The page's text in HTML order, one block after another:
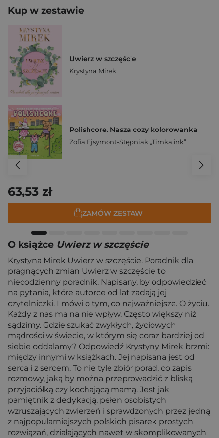
Kup w zestawie
Uwierz w szczęście
Krystyna Mirek
Polishcore. Nasza cozy kolorowanka
Zofia Ejsymont-Stępniak „Timka.ink”
63,53 zł
ZAMÓW ZESTAW
O książce Uwierz w szczęście
Krystyna Mirek Uwierz w szczęście. Poradnik dla
pragnących zmian Uwierz w szczęście to
niecodzienny poradnik. Napisany, by odpowiedzieć
na pytania, które autorce od lat zadają jej
czytelniczki. I mówi o tym, co najważniejsze. O życiu.
Każdy z nas ma na nie wpływ. Często większy niż
sądzimy. Gdzie szukać zwykłych, życiowych
mądrości w świecie, w którym się coraz bardziej od
siebie oddalamy? Odpowiedź Krystyny Mirek brzmi:
między innymi w książkach. Jej napisana jest od
serca i z sercem. To nie tyle zbiór porad, co zapis
rozmowy, jaką by można przeprowadzić z bliską
przyjaciółką czy kochającą mamą. Jest jak
pamiętnik z dedykacją, pełen osobistych
wzruszających zwierzeń i sprawdzonych przez jedną
z najpopularniejszych polskich pisarek prostych
rozwiązań, działających nawet w skomplikowanych